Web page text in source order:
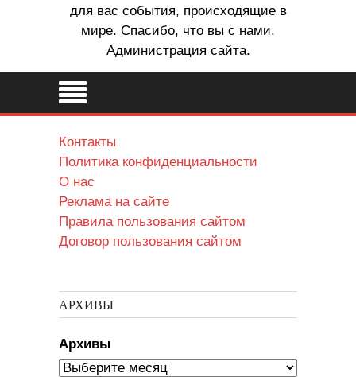
для вас события, происходящие в
мире. Спасибо, что вы с нами.
Администрация сайта.
Контакты
Политика конфиденциальности
О нас
Реклама на сайте
Правила пользования сайтом
Договор пользования сайтом
АРХИВЫ
Архивы